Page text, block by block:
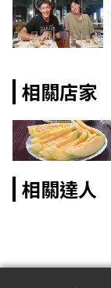
相關店家
相關達人